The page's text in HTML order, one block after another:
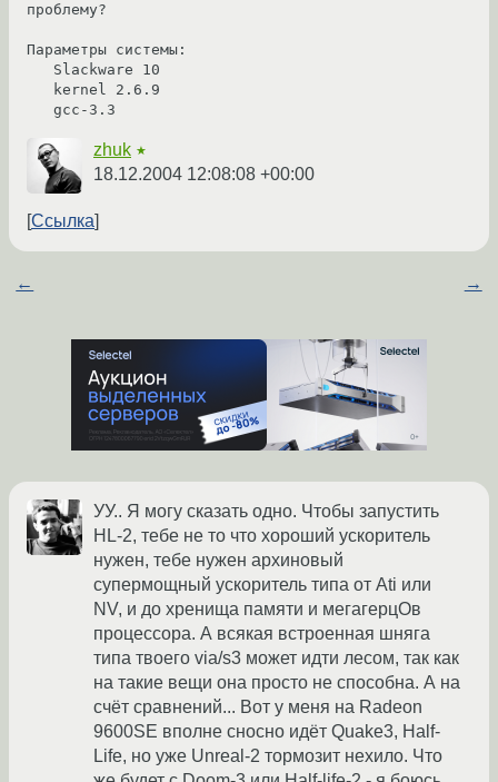
проблему?
Параметры системы:
   gcc-3.3
zhuk ★
18.12.2004 12:08:08 +00:00
Ссылка
← →
УУ.. Я могу сказать одно. Чтобы запустить
HL-2, тебе не то что хороший ускоритель
нужен, тебе нужен архиновый
супермощный ускоритель типа от Ati или
NV, и до хренища памяти и мегагерцОв
процессора. А всякая встроенная шняга
типа твоего via/s3 может идти лесом, так как
на такие вещи она просто не способна. А на
счёт сравнений... Вот у меня на Radeon
9600SE вполне сносно идёт Quake3, Half-
Life, но уже Unreal-2 тормозит нехило. Что